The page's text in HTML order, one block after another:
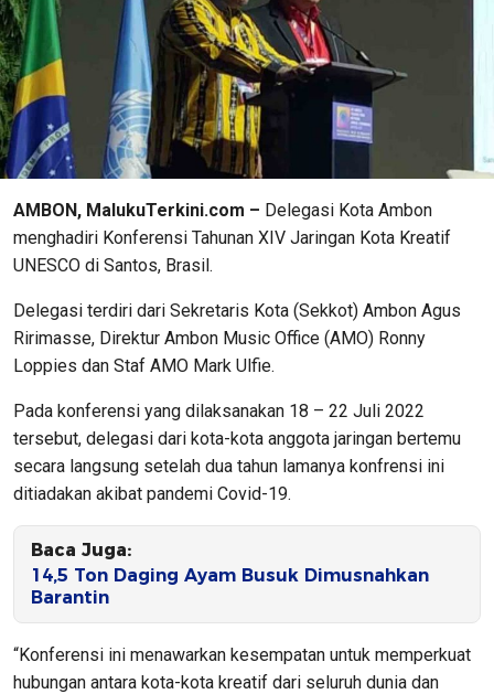
AMBON, MalukuTerkini.com – Delegasi Kota Ambon
menghadiri Konferensi Tahunan XIV Jaringan Kota Kreatif
UNESCO di Santos, Brasil.
Delegasi terdiri dari Sekretaris Kota (Sekkot) Ambon Agus
Ririmasse, Direktur Ambon Music Office (AMO) Ronny
Loppies dan Staf AMO Mark Ulfie.
Pada konferensi yang dilaksanakan 18 – 22 Juli 2022
tersebut, delegasi dari kota-kota anggota jaringan bertemu
secara langsung setelah dua tahun lamanya konfrensi ini
ditiadakan akibat pandemi Covid-19.
Baca Juga:
14,5 Ton Daging Ayam Busuk Dimusnahkan
Barantin
“Konferensi ini menawarkan kesempatan untuk memperkuat
hubungan antara kota-kota kreatif dari seluruh dunia dan